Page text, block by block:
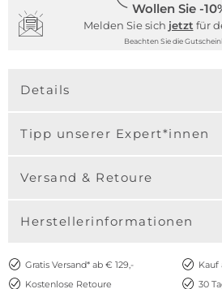
Wollen Sie -
Melden Sie sich jetzt für
Beachten Sie die
Details
Tipp unserer Expert*innen
Versand & Retoure
Herstellerinformationen
Gratis Versand* ab € 129,-
Kauf
Kostenlose Retoure
30